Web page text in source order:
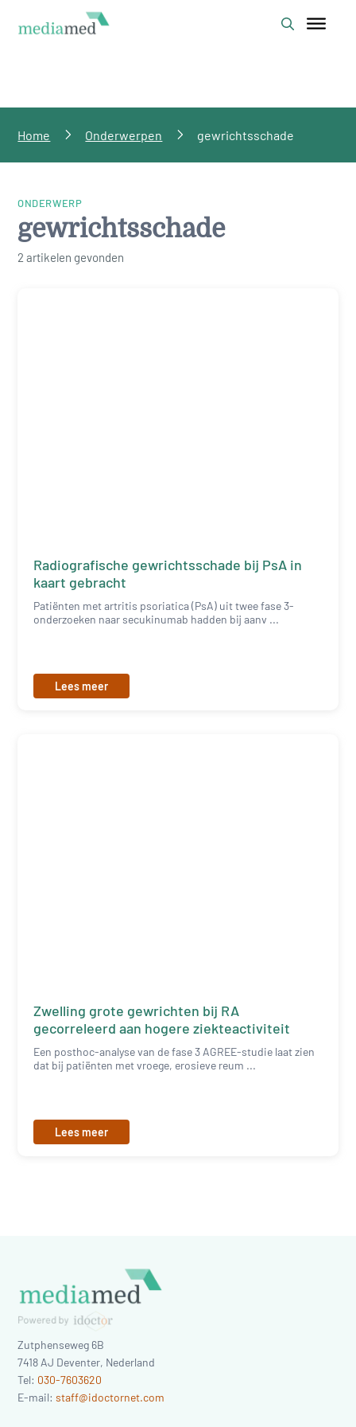
Home Onderwerpen gewrichtsschade
ONDERWERP
gewrichtsschade
2 artikelen gevonden
Radiografische gewrichtsschade bij PsA in
kaart gebracht
Patiënten met artritis psoriatica (PsA) uit twee fase 3-
onderzoeken naar secukinumab hadden bij aanv ...
Lees meer
Zwelling grote gewrichten bij RA
gecorreleerd aan hogere ziekteactiviteit
Een posthoc-analyse van de fase 3 AGREE-studie laat zien
dat bij patiënten met vroege, erosieve reum ...
Lees meer
Zutphenseweg 6B
7418 AJ Deventer, Nederland
Tel: 030-7603620
E-mail:staff@idoctornet.com